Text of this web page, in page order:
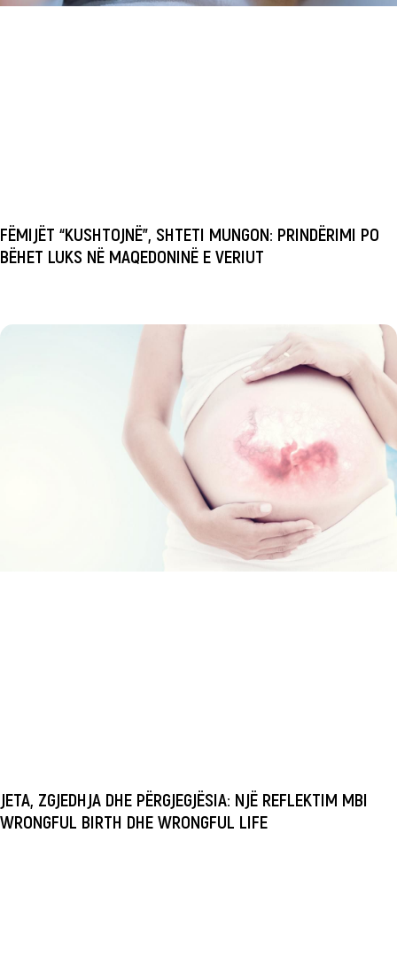
FËMIJËT “KUSHTOJNË”, SHTETI MUNGON: PRINDËRIMI PO
BËHET LUKS NË MAQEDONINË E VERIUT
JETA, ZGJEDHJA DHE PËRGJEGJËSIA: NJË REFLEKTIM MBI
WRONGFUL BIRTH DHE WRONGFUL LIFE